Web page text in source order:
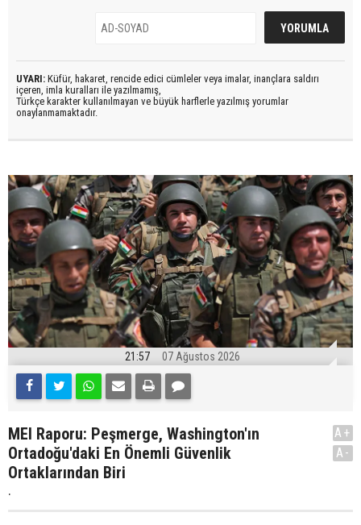
UYARI: Küfür, hakaret, rencide edici cümleler veya imalar, inançlara saldırı
içeren, imla kuralları ile yazılmamış,
Türkçe karakter kullanılmayan ve büyük harflerle yazılmış yorumlar
onaylanmamaktadır.
21:57 07 Ağustos 2026
MEI Raporu: Peşmerge, Washington'ın
Ortadoğu'daki En Önemli Güvenlik
Ortaklarından Biri
.
A+
A-